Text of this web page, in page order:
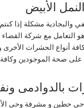
الأبيض
والبجادية مشكلة إذا
التعامل مع شركة
أنواع الحشرات
صحة الموجودين
بالدوادمى
حي حطين و مشرفة وحي